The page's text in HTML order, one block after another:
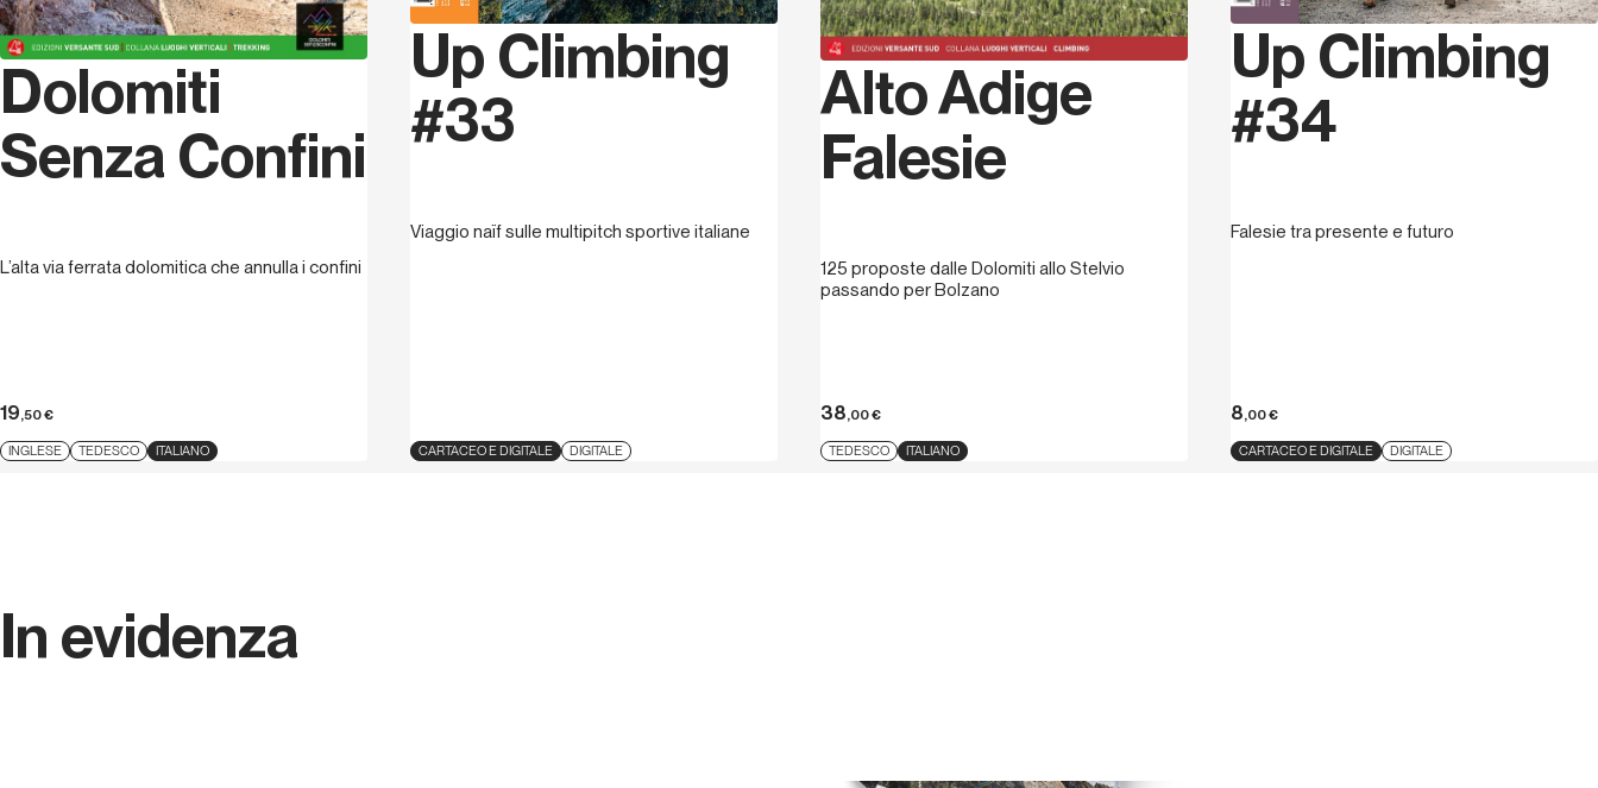
Samuele Mazzoliniè nato a Cesena e vive a Forlì con la sua
famiglia, dove insegna nella scuola superiore e svolge la libera
professione di ingegnere. Accademico del CAI e Istruttore
Nazionale di Arrampicata Libera nella Scuola di Alpinismo
“Romagna Verticale”, ama e frequenta da sempre e in ogni stagione
le Dolomiti, dove nel corso degli anni ha ripetuto tantissime vie
classiche e di alta difficoltà.
Dolomiti
Senza Confini
L’alta via ferrata dolomitica che annulla i confini
19,50€
INGLESE TEDESCO ITALIANO
Up Climbing
#33
Viaggio naïf sulle multipitch sportive italiane
CARTACEO E DIGITALE DIGITALE
Alto Adige
Falesie
125 proposte dalle Dolomiti allo Stelvio
passando per Bolzano
38,00€
TEDESCO ITALIANO
Up Climbing
#34
Falesie tra presente e futuro
8,00€
CARTACEO E DIGITALE DIGITALE
In evidenza